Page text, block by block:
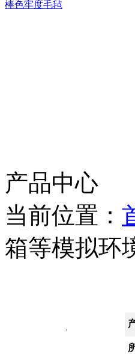
棒色牢度毛毡
产品中心
当前位置：
箱等模拟环